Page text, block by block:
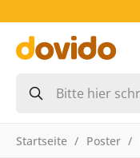
Startseite Poster